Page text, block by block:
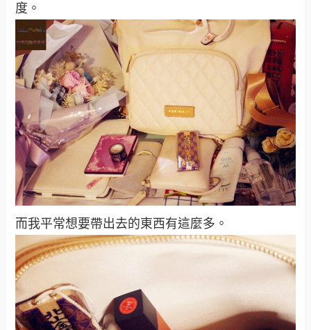
度。
而我平常想要帶出去的東西有這麼多。